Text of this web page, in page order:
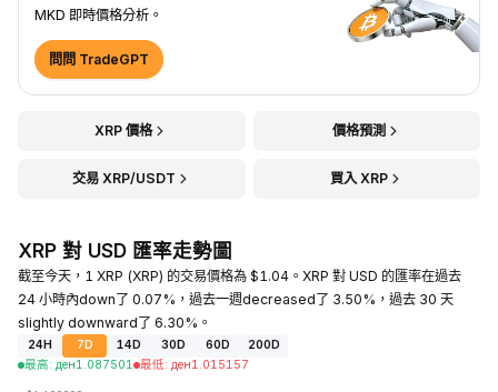
MKD 即時價格分析。
問問 TradeGPT
XRP 價格 價格預測
交易 XRP/USDT 買入 XRP
XRP 對 USD 匯率走勢圖
截至今天，1 XRP (XRP) 的交易價格為 $1.04。XRP 對 USD 的匯率在過去
24 小時內down了 0.07%，過去一週decreased了 3.50%，過去 30 天
slightly downward了 6.30%。
24H 7D 14D 30D 60D
200D
最高: ден1.087501 最低: ден1.015157